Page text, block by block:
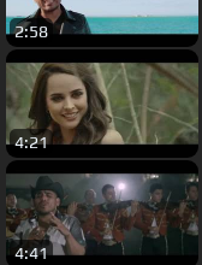
2:58
4:21
4:41